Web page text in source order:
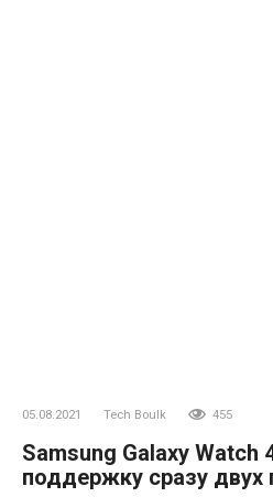
05.08.2021 Tech Boulk 455
Samsung Galaxy Watch
поддержку сразу двух